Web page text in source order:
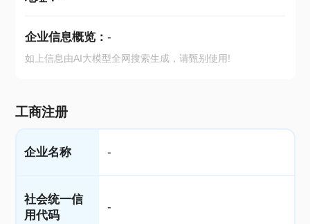
企业信息概览： -
如上信息由AI大模型全网搜索生成，请甄别使用!
工商注册
企业名称 -
社会统一信
用代码
-